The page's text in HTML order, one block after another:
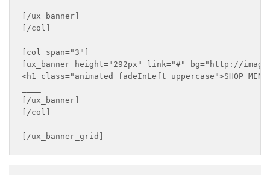
[/ux_banner]
[/col]
[col span="3"]
[ux_banner height="292px" link="#" bg="http://
<h1 class="animated fadeInLeft uppercase">SHOP MEN
[/ux_banner]
[/col]